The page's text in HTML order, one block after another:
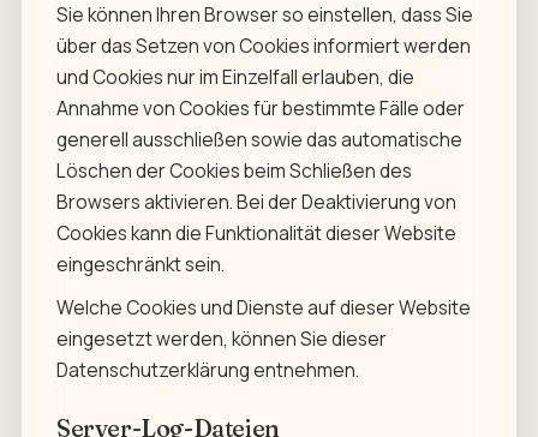
Sie können Ihren Browser so einstellen, dass Sie
über das Setzen von Cookies informiert werden
und Cookies nur im Einzelfall erlauben, die
Annahme von Cookies für bestimmte Fälle oder
generell ausschließen sowie das automatische
Löschen der Cookies beim Schließen des
Browsers aktivieren. Bei der Deaktivierung von
Cookies kann die Funktionalität dieser Website
eingeschränkt sein.
Welche Cookies und Dienste auf dieser Website
eingesetzt werden, können Sie dieser
Datenschutzerklärung entnehmen.
Server-Log-Dateien